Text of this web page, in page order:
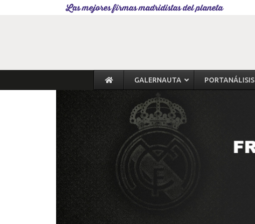
Las mejores firmas madridistas del planeta
GALERNAUTA PORTANÁLISIS